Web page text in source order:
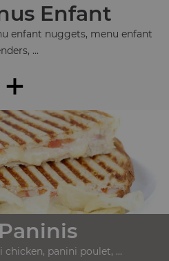
Enfant
enfant nuggets, menu enfant
...
+
chicken, panini poulet, ...